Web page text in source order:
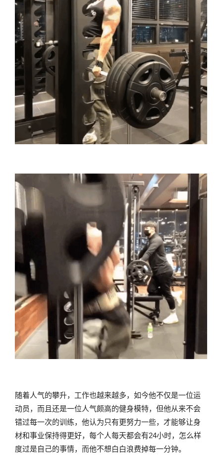
随着人气的攀升，工作也越来越多，如今他不仅是一位运
动员，而且还是一位人气颇高的健身模特，但他从来不会
错过每一次的训练，他认为只有更努力一些，才能够让身
材和事业保持得更好，每个人每天都会有24小时，怎么样
度过是自己的事情，而他不想白白浪费掉每一分钟。